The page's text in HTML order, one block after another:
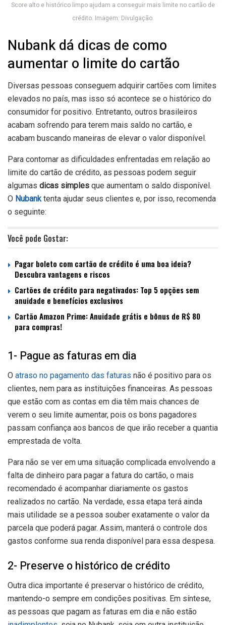
Score alto e histórico limpo ajudam a conseguir mais limite no cartão de
crédito. Imagem: Divulgação.
Nubank dá dicas de como
aumentar o limite do cartão
Diversas pessoas conseguem adquirir cartões com limites
elevados no país, mas isso só acontece se o histórico do
consumidor for positivo. Entretanto, outros brasileiros
acabam sofrendo para terem mais saldo no cartão, e
acabam buscando maneiras de elevar o valor disponível.
Para contornar as dificuldades enfrentadas em relação ao
limite do cartão de crédito, as pessoas podem seguir
algumas dicas simples que aumentam o saldo disponível.
O Nubank tenta ajudar seus clientes e, por isso, recomenda
o seguinte:
Você pode Gostar:
Pagar boleto com cartão de crédito é uma boa ideia?
Descubra vantagens e riscos
Cartões de crédito para negativados: Top 5 opções sem
anuidade e benefícios exclusivos
Cartão Amazon Prime: Anuidade grátis e bônus de R$ 80
para compras!
1- Pague as faturas em dia
O atraso no pagamento das faturas não é positivo para os
clientes, nem para as instituições financeiras. As pessoas
que estão com as contas em dia têm mais chances de
verem o seu limite aumentar, pois os bons pagadores
passam confiança aos bancos de que irão receber a quantia
emprestada de volta.
Para não se ver em uma situação complicada envolvendo a
falta de dinheiro para pagar a fatura do cartão, o mais
recomendado é acompanhar diariamente os gastos
realizados no cartão. Na verdade, essa etapa terá ainda
mais utilidade se a pessoa souber exatamente o valor da
parcela que poderá pagar. Assim, manterá o controle dos
gastos conforme sua renda disponível para essa despesa.
2- Preserve o histórico de crédito
Outra dica importante é preservar o histórico de crédito,
mantendo-o sempre em condições positivas. Em síntese,
as pessoas que pagam as faturas em dia e não estão